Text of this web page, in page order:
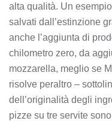
alta qualità. Un
salvati dall’estinzione
anche l’aggiunta di
chilometro zero, da
mozzarella, meglio se
risolve peraltro –
dell’originalità degli
pizze su tre servite